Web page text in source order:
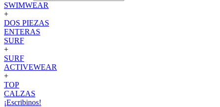
SWIMWEAR
+
DOS PIEZAS
ENTERAS
SURF
+
SURF
ACTIVEWEAR
+
TOP
CALZAS
¡Escribinos!